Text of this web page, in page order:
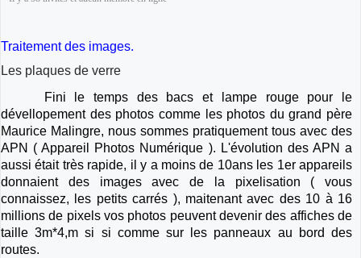
Traitement des images.
Les plaques de verre
Fini le temps des bacs et lampe rouge pour le
dévellopement des photos comme les photos du grand père
Maurice Malingre, nous sommes pratiquement tous avec des
APN ( Appareil Photos Numérique ). L'évolution des APN a
aussi était très rapide, il y a moins de 10ans les 1er appareils
donnaient des images avec de la pixelisation ( vous
connaissez, les petits carrés ), maitenant avec des 10 à 16
millions de pixels vos photos peuvent devenir des affiches de
taille 3m*4,m si si comme sur les panneaux au bord des
routes.